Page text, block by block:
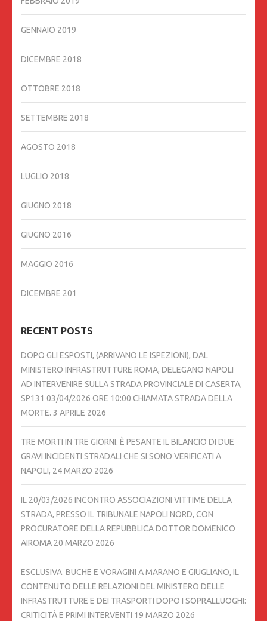
GENNAIO 2019
DICEMBRE 2018
OTTOBRE 2018
SETTEMBRE 2018
AGOSTO 2018
LUGLIO 2018
GIUGNO 2018
GIUGNO 2016
MAGGIO 2016
DICEMBRE 201
RECENT POSTS
DOPO GLI ESPOSTI, (ARRIVANO LE ISPEZIONI), DAL
MINISTERO INFRASTRUTTURE ROMA, DELEGANO NAPOLI
AD INTERVENIRE SULLA STRADA PROVINCIALE DI CASERTA,
SP131 03/04/2026 ORE 10:00 CHIAMATA STRADA DELLA
MORTE. 3 APRILE 2026
TRE MORTI IN TRE GIORNI. È PESANTE IL BILANCIO DI DUE
GRAVI INCIDENTI STRADALI CHE SI SONO VERIFICATI A
NAPOLI, 24 MARZO 2026
IL 20/03/2026 INCONTRO ASSOCIAZIONI VITTIME DELLA
STRADA, PRESSO IL TRIBUNALE NAPOLI NORD, CON
PROCURATORE DELLA REPUBBLICA DOTTOR DOMENICO
AIROMA 20 MARZO 2026
ESCLUSIVA. BUCHE E VORAGINI A MARANO E GIUGLIANO, IL
CONTENUTO DELLE RELAZIONI DEL MINISTERO DELLE
INFRASTRUTTURE E DEI TRASPORTI DOPO I SOPRALLUOGHI:
CRITICITÀ E PRIMI INTERVENTI 19 MARZO 2026